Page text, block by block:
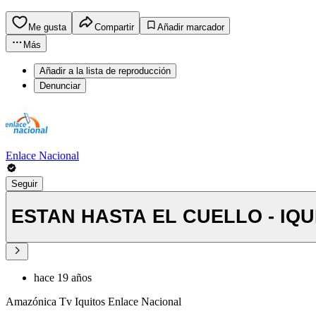
Me gusta Compartir
Añadir marcador
Más
Añadir a la lista de reproducción
Denunciar
Enlace Nacional
Seguir
ESTAN HASTA EL CUELLO -
hace 19 años
Amazónica Tv Iquitos Enlace Nacional